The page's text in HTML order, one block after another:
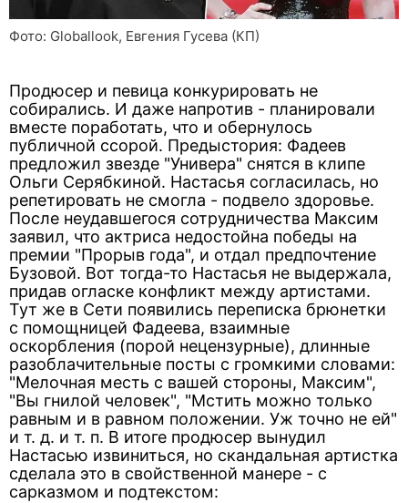
Фото: Globallook, Евгения Гусева (КП)
Продюсер и певица конкурировать не
собирались. И даже напротив - планировали
вместе поработать, что и обернулось
публичной ссорой. Предыстория: Фадеев
предложил звезде "Универа" снятся в клипе
Ольги Серябкиной. Настасья согласилась, но
репетировать не смогла - подвело здоровье.
После неудавшегося сотрудничества Максим
заявил, что актриса недостойна победы на
премии "Прорыв года", и отдал предпочтение
Бузовой. Вот тогда-то Настасья не выдержала,
придав огласке конфликт между артистами.
Тут же в Сети появились переписка брюнетки
с помощницей Фадеева, взаимные
оскорбления (порой нецензурные), длинные
разоблачительные посты с громкими словами:
"Мелочная месть с вашей стороны, Максим",
"Вы гнилой человек", "Мстить можно только
равным и в равном положении. Уж точно не ей"
и т. д. и т. п. В итоге продюсер вынудил
Настасью извиниться, но скандальная артистка
сделала это в свойственной манере - с
сарказмом и подтекстом: